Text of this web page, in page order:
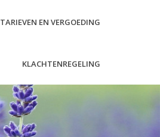
TARIEVEN EN VERGOEDING
KLACHTENREGELING